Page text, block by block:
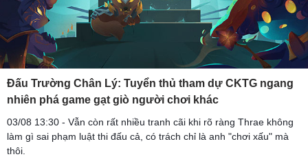
Đấu Trường Chân Lý: Tuyển thủ tham dự CKTG ngang
nhiên phá game gạt giò người chơi khác
03/08 13:30 - Vẫn còn rất nhiều tranh cãi khi rõ ràng Thrae không
làm gì sai phạm luật thi đấu cả, có trách chỉ là anh "chơi xấu" mà
thôi.